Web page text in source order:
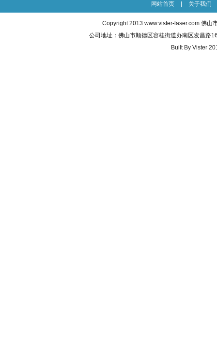
网站首页 关于我们
Copyright 2013 www.vister-laser.com 佛山
公司地址：佛山市顺德区容桂街道办南区发昌路
Built By Vister